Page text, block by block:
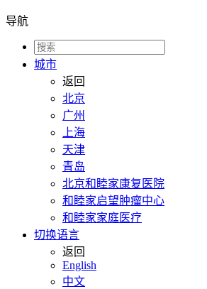
导航
城市
返回
北京
广州
上海
天津
青岛
北京和睦家康复医院
和睦家启望肿瘤中心
和睦家家庭医疗
切换语言
返回
English
中文